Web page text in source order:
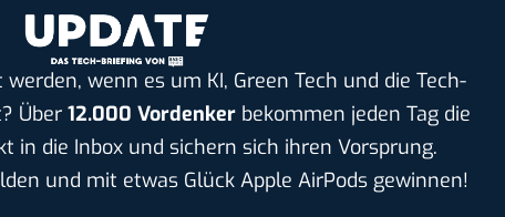
wenn es um KI, Green Tech und die Tech-
Über 12.000 Vordenkerbekommen jeden Tag die
in die Inbox und sichern sich ihren Vorsprung.
und mit etwas Glück Apple AirPods gewinnen!